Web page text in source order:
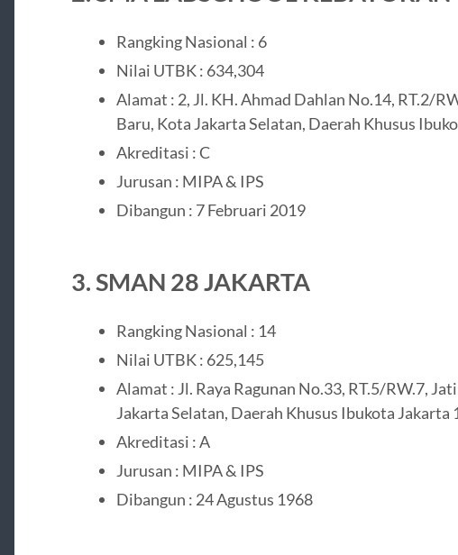
Rangking Nasional : 6
Nilai UTBK : 634,304
Alamat : 2, Jl. KH. Ahmad Dahlan No.14, RT.2/
Baru, Kota Jakarta Selatan, Daerah Khusus
Akreditasi : C
Jurusan : MIPA & IPS
Dibangun : 7 Februari 2019
3. SMAN 28 JAKARTA
Rangking Nasional : 14
Nilai UTBK : 625,145
Alamat : Jl. Raya Ragunan No.33, RT.5/RW.7,
Jakarta Selatan, Daerah Khusus Ibukota Jakarta
Akreditasi : A
Jurusan : MIPA & IPS
Dibangun : 24 Agustus 1968